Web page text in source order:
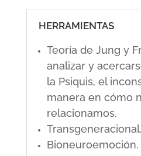
HERRAMIENTAS
Teoría de Jung y
analizar y
la Psiquis, el
manera en cómo
relacionamos.
Transgeneracional.
Bioneuroemoción.